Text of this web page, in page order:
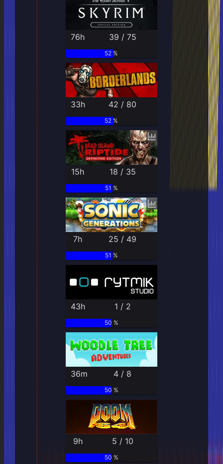
76h 39 / 75
52 %
33h 42 / 80
52 %
15h 18 / 35
51 %
7h 25 / 49
51 %
43h 1 / 2
50 %
36m 4 / 8
50 %
9h 5 / 10
50 %